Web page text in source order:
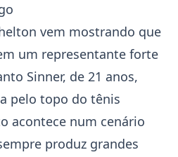
vem mostrando que
um representante forte
Sinner, de 21 anos,
pelo topo do tênis
acontece num cenário
produz grandes